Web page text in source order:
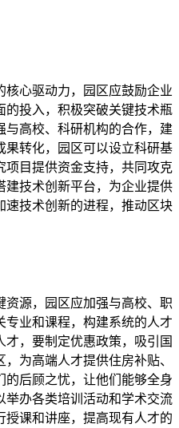
心驱动力，园区应鼓励企业
的投入，积极突破关键技术瓶
与高校、科研机构的合作，建
果转化，园区可以设立科研基
项目提供资金支持，共同攻克
建技术创新平台，为企业提供
速技术创新的进程，推动区块
资源，园区应加强与高校、职
专业和课程，构建系统的人才
，要制定优惠政策，吸引国
为高端人才提供住房补贴、
的后顾之忧，让他们能够全身
举办各类培训活动和学术交流
课和讲座，提高现有人才的